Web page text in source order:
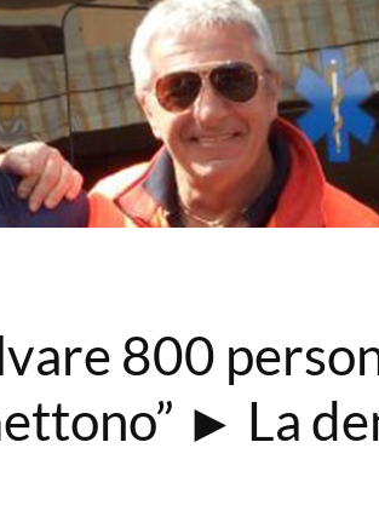
800
► La